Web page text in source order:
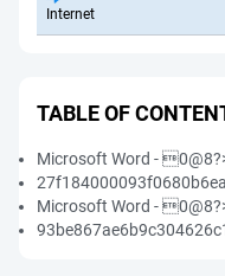
Internet
TABLE OF
Microsoft Word -
Microsoft Word -